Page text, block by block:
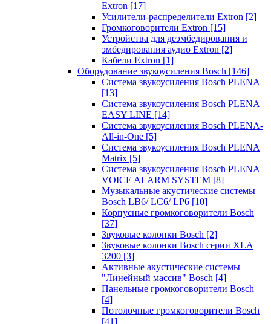
Extron [17]
Усилители-распределители Extron [2]
Громкоговорители Extron [15]
Устройства для деэмбедирования и
эмбедирования аудио Extron [2]
Кабели Extron [1]
Оборудование звукоусиления Bosch [146]
Система звукоусиления Bosch PLENA
[13]
Система звукоусиления Bosch PLENA
EASY LINE [14]
Система звукоусиления Bosch PLENA-
All-in-One [5]
Система звукоусиления Bosch PLENA
Matrix [5]
Система звукоусиления Bosch PLENA
VOICE ALARM SYSTEM [8]
Музыкальные акустические системы
Bosch LB6/ LC6/ LP6 [10]
Корпусные громкоговорители Bosch
[37]
Звуковые колонки Bosch [2]
Звуковые колонки Bosch серии XLA
3200 [3]
Активные акустические системы
"Линейный массив" Bosch [4]
Панельные громкоговорители Bosch
[4]
Потолочные громкоговорители Bosch
[41]